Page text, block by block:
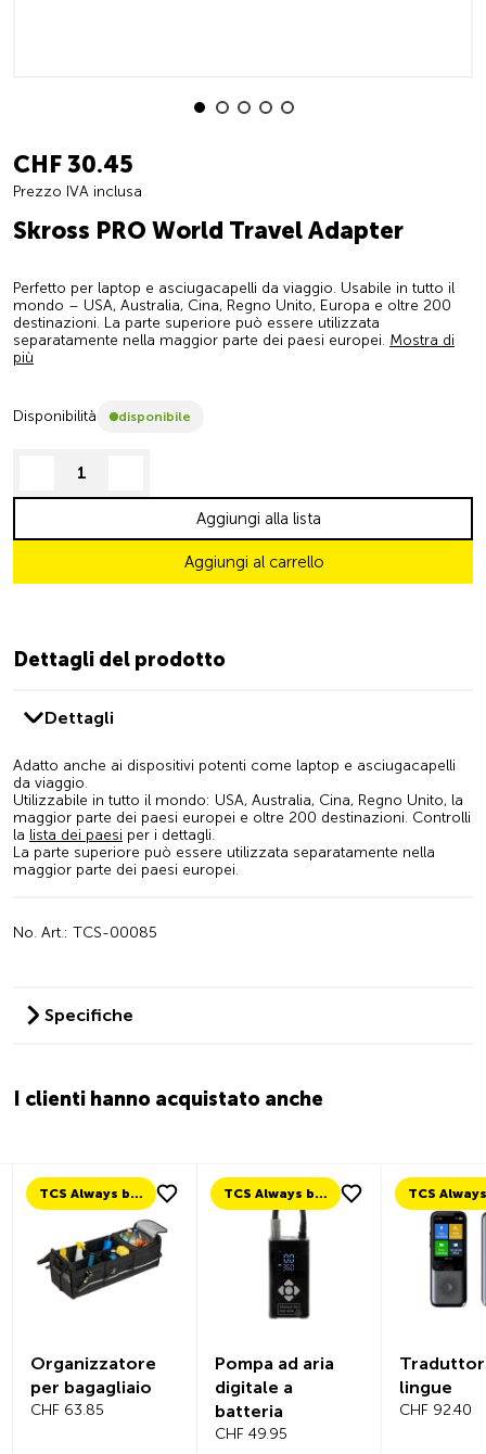
CHF 30.45
Prezzo IVA inclusa
Skross PRO World Travel Adapter
Perfetto per laptop e asciugacapelli da viaggio. Usabile in tutto il
mondo – USA, Australia, Cina, Regno Unito, Europa e oltre 200
destinazioni. La parte superiore può essere utilizzata
separatamente nella maggior parte dei paesi europei. Mostra di
più
Disponibilità disponibile
decrease quantity
Aggiungi al carrello
Aggiungi alla lista
Dettagli del prodotto
Dettagli
Adatto anche ai dispositivi potenti come laptop e asciugacapelli
da viaggio.
Utilizzabile in tutto il mondo: USA, Australia, Cina, Regno Unito, la
maggior parte dei paesi europei e oltre 200 destinazioni. Controlli
la lista dei paesi per i dettagli.
La parte superiore può essere utilizzata separatamente nella
maggior parte dei paesi europei.
No. Art.: TCS-00085
Specifiche
I clienti hanno acquistato anche
TCS Always by my side
Organizzatore
per bagagliaio
CHF 63.85
TCS Always by my side
Pompa ad aria
digitale a
batteria
CHF 49.95
lingue
CHF 92.40